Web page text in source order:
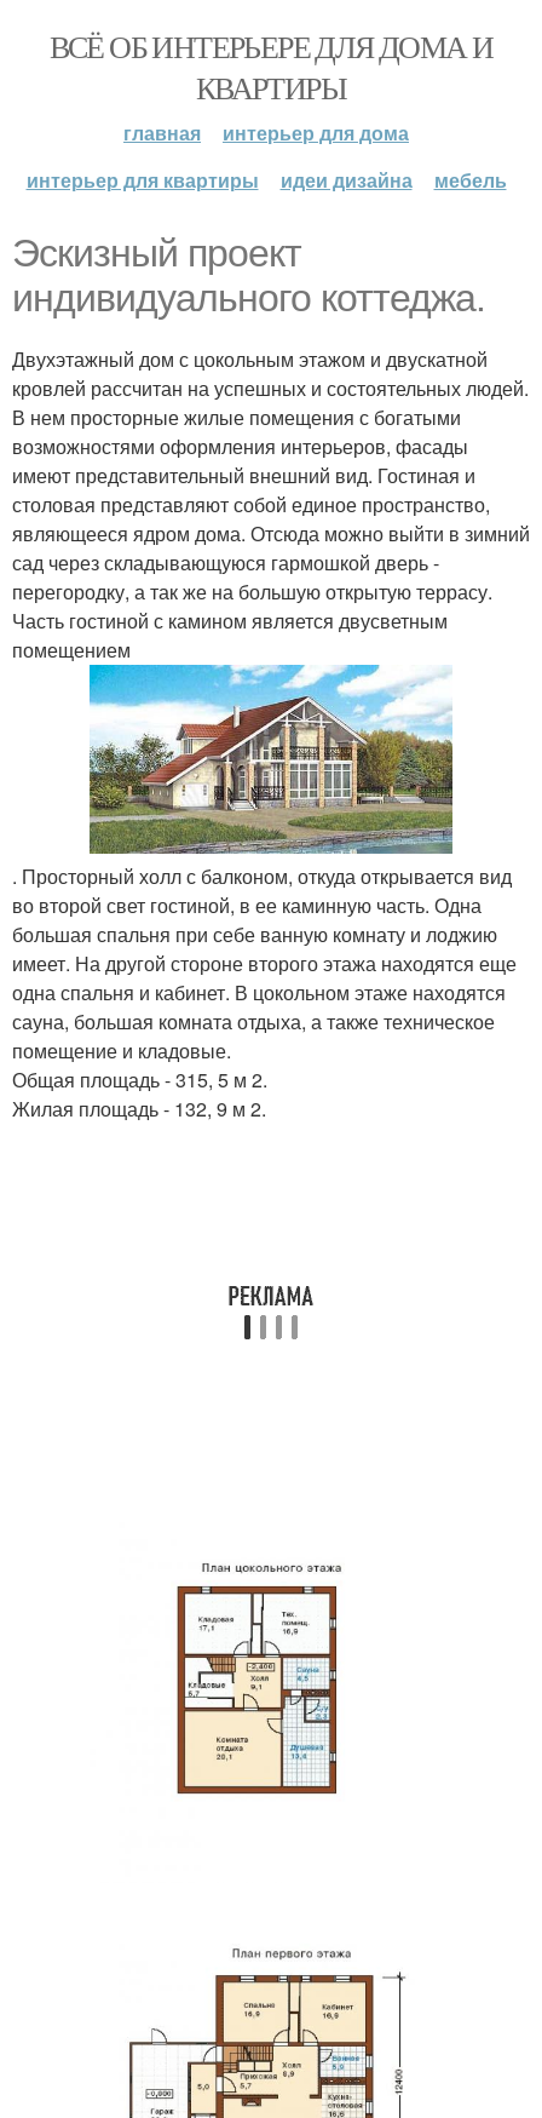
ВСЁ ОБ ИНТЕРЬЕРЕ ДЛЯ ДОМА И
КВАРТИРЫ
главная
интерьер для дома
интерьер для квартиры
идеи дизайна мебель
Эскизный проект
индивидуального коттеджа.
Двухэтажный дом с цокольным этажом и двускатной
кровлей рассчитан на успешных и состоятельных людей.
В нем просторные жилые помещения с богатыми
возможностями оформления интерьеров, фасады
имеют представительный внешний вид. Гостиная и
столовая представляют собой единое пространство,
являющееся ядром дома. Отсюда можно выйти в зимний
сад через складывающуюся гармошкой дверь -
перегородку, а так же на большую открытую террасу.
Часть гостиной с камином является двусветным
помещением
. Просторный холл с балконом, откуда открывается вид
во второй свет гостиной, в ее каминную часть. Одна
большая спальня при себе ванную комнату и лоджию
имеет. На другой стороне второго этажа находятся еще
одна спальня и кабинет. В цокольном этаже находятся
сауна, большая комната отдыха, а также техническое
помещение и кладовые.
Общая площадь - 315, 5 м 2.
Жилая площадь - 132, 9 м 2.